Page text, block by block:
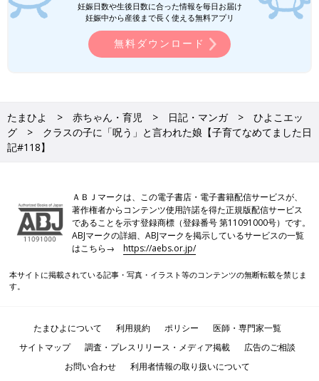
妊娠日数や生後日数に合った情報を毎日お届け
妊娠中から産後まで長く使える無料アプリ
無料ダウンロード
たまひよ 赤ちゃん・育児 日記・マンガ
ひよこエッ
グ
クラスの子に「呪う」と言われた娘【子育てなめてました日
記#118】
ＡＢＪマークは、この電子書店・電子書籍配信サービスが、
著作権者からコンテンツ使用許諾を得た正規版配信サービス
であることを示す登録商標（登録番号 第11091000号）です。
ABJマークの詳細、ABJマークを掲示しているサービスの一覧
はこちら→https://aebs.or.jp/
本サイトに掲載されている記事・写真・イラスト等のコンテンツの無断転載を禁じま
す。
たまひよについて 利用規約 ポリシー
医師・専門家一覧
サイトマップ
調査・プレスリリース・メディア掲載
広告のご相談
お問い合わせ
利用者情報の取り扱いについて